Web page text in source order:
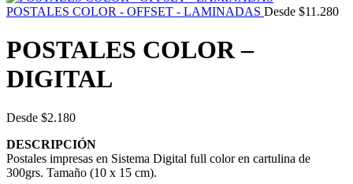
POSTALES COLOR - OFFSET - LAMINADAS Desde $11.280
POSTALES COLOR –
DIGITAL
Desde $2.180
DESCRIPCIÓN
Postales impresas en Sistema Digital full color en cartulina de
300grs. Tamaño (10 x 15 cm).